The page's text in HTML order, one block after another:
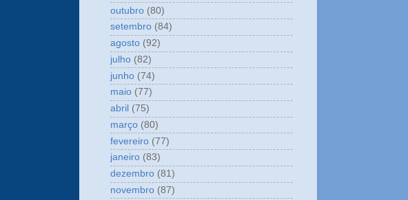
outubro (80)
setembro (84)
agosto (92)
julho (82)
junho (74)
maio (77)
abril (75)
março (80)
fevereiro (77)
janeiro (83)
dezembro (81)
novembro (87)